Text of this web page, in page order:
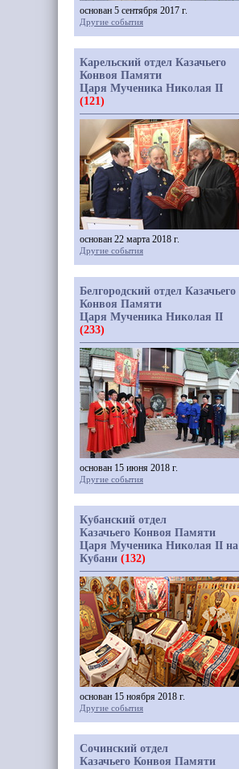
основан 5 сентября 2017 г.
Другие события
Карельский отдел Казачьего
Конвоя Памяти
Царя Мученика Николая II
(121)
основан 22 марта 2018 г.
Другие события
Белгородский отдел Казачьего
Конвоя Памяти
Царя Мученика Николая II
(233)
основан 15 июня 2018 г.
Другие события
Кубанский отдел
Казачьего Конвоя Памяти
Царя Мученика Николая II на
Кубани (132)
основан 15 ноября 2018 г.
Другие события
Сочинский отдел
Казачьего Конвоя Памяти